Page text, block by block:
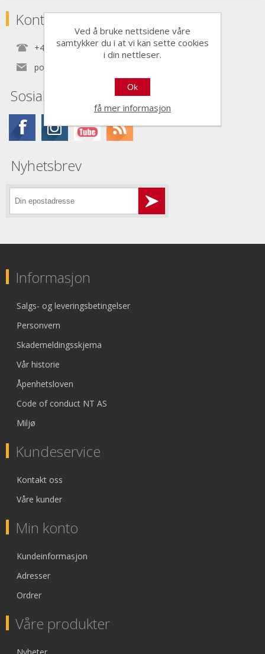
Kontaktinformasjon
+47 22 30 40 70
post@nordictools.no
Sosiale medier
Nyhetsbrev
Informasjon
Salgs- og leveringsbetingelser
Personvern
Skademeldingsskjema
Vår historie
Åpenhetsloven
Code of conduct NT AS
Miljø
Kundeservice
Kontakt oss
Våre kunder
Min konto
Kundeinformasjon
Adresser
Ordrer
Våre produkter
Nyheter
Ved å bruke nettsidene våre
samtykker du i at vi kan sette cookies
i din nettleser.
Ok
få mer informasjon